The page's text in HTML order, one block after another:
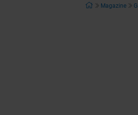
Magazine